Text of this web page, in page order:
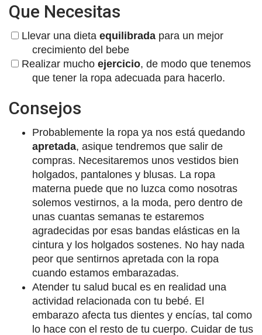
Que Necesitas
Llevar una dieta equilibrada para un mejor
crecimiento del bebe
Realizar mucho ejercicio, de modo que tenemos
que tener la ropa adecuada para hacerlo.
Consejos
Probablemente la ropa ya nos está quedando
apretada, asique tendremos que salir de
compras. Necesitaremos unos vestidos bien
holgados, pantalones y blusas. La ropa
materna puede que no luzca como nosotras
solemos vestirnos, a la moda, pero dentro de
unas cuantas semanas te estaremos
agradecidas por esas bandas elásticas en la
cintura y los holgados sostenes. No hay nada
peor que sentirnos apretada con la ropa
cuando estamos embarazadas.
Atender tu salud bucal es en realidad una
actividad relacionada con tu bebé. El
embarazo afecta tus dientes y encías, tal como
lo hace con el resto de tu cuerpo. Cuidar de tus